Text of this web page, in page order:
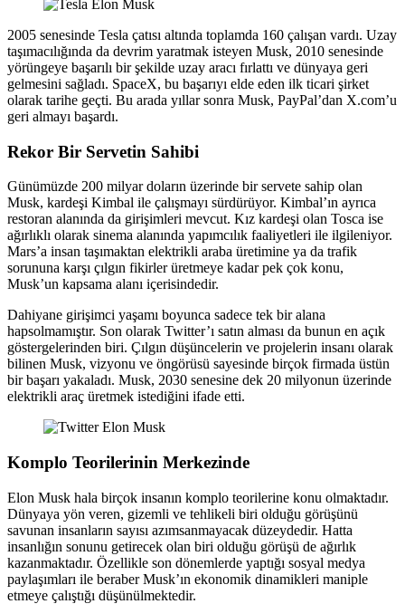
2005 senesinde Tesla çatısı altında toplamda 160 çalışan vardı. Uzay
taşımacılığında da devrim yaratmak isteyen Musk, 2010 senesinde
yörüngeye başarılı bir şekilde uzay aracı fırlattı ve dünyaya geri
gelmesini sağladı. SpaceX, bu başarıyı elde eden ilk ticari şirket
olarak tarihe geçti. Bu arada yıllar sonra Musk, PayPal’dan X.com’u
geri almayı başardı.
Rekor Bir Servetin Sahibi
Günümüzde 200 milyar doların üzerinde bir servete sahip olan
Musk, kardeşi Kimbal ile çalışmayı sürdürüyor. Kimbal’ın ayrıca
restoran alanında da girişimleri mevcut. Kız kardeşi olan Tosca ise
ağırlıklı olarak sinema alanında yapımcılık faaliyetleri ile ilgileniyor.
Mars’a insan taşımaktan elektrikli araba üretimine ya da trafik
sorununa karşı çılgın fikirler üretmeye kadar pek çok konu,
Musk’un kapsama alanı içerisindedir.
Dahiyane girişimci yaşamı boyunca sadece tek bir alana
hapsolmamıştır. Son olarak Twitter’ı satın alması da bunun en açık
göstergelerinden biri. Çılgın düşüncelerin ve projelerin insanı olarak
bilinen Musk, vizyonu ve öngörüsü sayesinde birçok firmada üstün
bir başarı yakaladı. Musk, 2030 senesine dek 20 milyonun üzerinde
elektrikli araç üretmek istediğini ifade etti.
Komplo Teorilerinin Merkezinde
Elon Musk hala birçok insanın komplo teorilerine konu olmaktadır.
Dünyaya yön veren, gizemli ve tehlikeli biri olduğu görüşünü
savunan insanların sayısı azımsanmayacak düzeydedir. Hatta
insanlığın sonunu getirecek olan biri olduğu görüşü de ağırlık
kazanmaktadır. Özellikle son dönemlerde yaptığı sosyal medya
paylaşımları ile beraber Musk’ın ekonomik dinamikleri maniple
etmeye çalıştığı düşünülmektedir.